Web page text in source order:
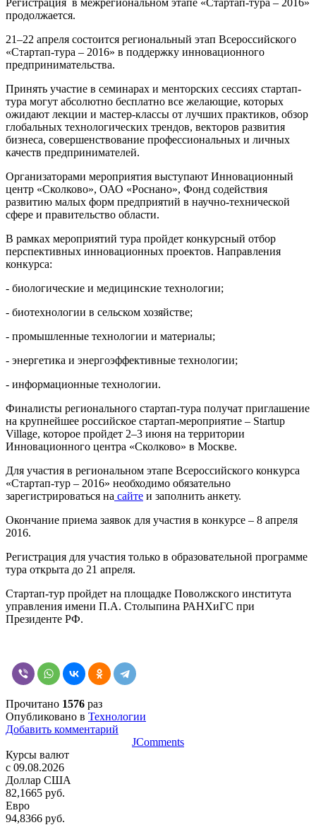
продолжается.
21–22 апреля состоится региональный этап Всероссийского
«Стартап-тура – 2016» в поддержку инновационного
предпринимательства.
Принять участие в семинарах и менторских сессиях стартап-
тура могут абсолютно бесплатно все желающие, которых
ожидают лекции и мастер-классы от лучших практиков, обзор
глобальных технологических трендов, векторов развития
бизнеса, совершенствование профессиональных и личных
качеств предпринимателей.
Организаторами мероприятия выступают Инновационный
центр «Сколково», ОАО «Роснано», Фонд содействия
развитию малых форм предприятий в научно-технической
сфере и правительство области.
В рамках мероприятий тура пройдет конкурсный отбор
перспективных инновационных проектов. Направления
конкурса:
- биологические и медицинские технологии;
- биотехнологии в сельском хозяйстве;
- промышленные технологии и материалы;
- энергетика и энергоэффективные технологии;
- информационные технологии.
Финалисты регионального стартап-тура получат приглашение
на крупнейшее российское стартап-мероприятие – Startup
Village, которое пройдет 2–3 июня на территории
Инновационного центра «Сколково» в Москве.
Для участия в региональном этапе Всероссийского конкурса
«Стартап-тур – 2016» необходимо обязательно
зарегистрироваться на сайте и заполнить анкету.
Окончание приема заявок для участия в конкурсе – 8 апреля
2016.
Регистрация для участия только в образовательной программе
тура открыта до 21 апреля.
Стартап-тур пройдет на площадке Поволжского института
управления имени П.А. Столыпина РАНХиГС при
Президенте РФ.
Прочитано 1576 раз
Опубликовано в Технологии
Добавить комментарий
JComments
Курсы валют
c 09.08.2026
Доллар США
82,1665 руб.
Евро
94,8366 руб.